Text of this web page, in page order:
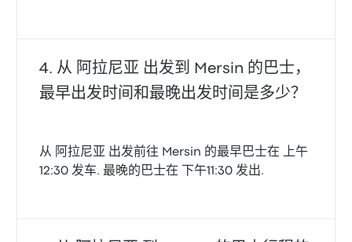
从 阿拉尼亚 出发到 Mersin 的巴士，
最早出发时间和最晚出发时间是多少？
从 阿拉尼亚 出发前往 Mersin 的最早巴士在 上午
12:30 发车. 最晚的巴士在 下午11:30 发出.